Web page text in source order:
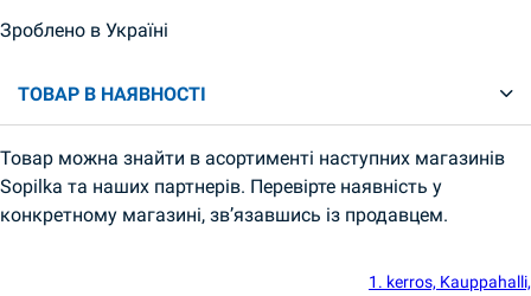
Зроблено в Україні
ТОВАР В НАЯВНОСТІ
Товар можна знайти в асортименті наступних магазинів
Sopilka та наших партнерів. Перевірте наявність у
конкретному магазині, зв’язавшись із продавцем.
1. kerros, Kauppahalli,